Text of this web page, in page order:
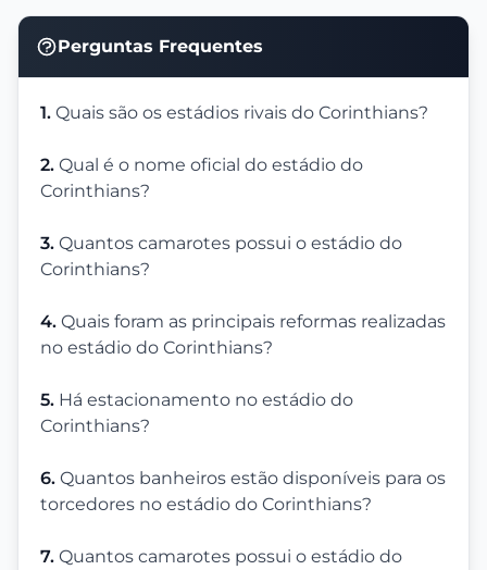
Perguntas Frequentes
1. Quais são os estádios rivais do Corinthians?
2. Qual é o nome oficial do estádio do
Corinthians?
3. Quantos camarotes possui o estádio do
Corinthians?
4. Quais foram as principais reformas realizadas
no estádio do Corinthians?
5. Há estacionamento no estádio do
Corinthians?
6. Quantos banheiros estão disponíveis para os
torcedores no estádio do Corinthians?
7. Quantos camarotes possui o estádio do